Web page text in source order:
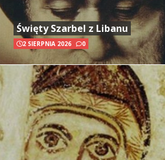
Święty Szarbel z Libanu
2 SIERPNIA 2026 0